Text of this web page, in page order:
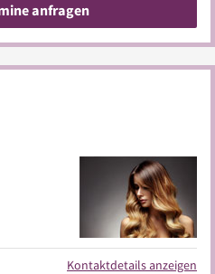
anfragen
Kontaktdetails anzeigen